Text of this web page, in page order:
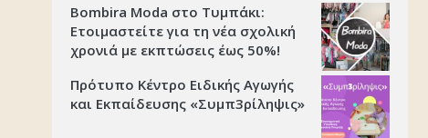
Bombira Moda στο Τυμπάκι:
Ετοιμαστείτε για τη νέα σχολική
χρονιά με εκπτώσεις έως 50%!
Πρότυπο Κέντρο Ειδικής Αγωγής
και Εκπαίδευσης «Συμπ3ρίληψις»